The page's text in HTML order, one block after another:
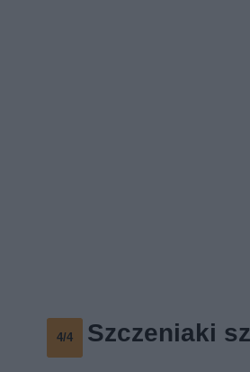
4/4 Szczeniaki